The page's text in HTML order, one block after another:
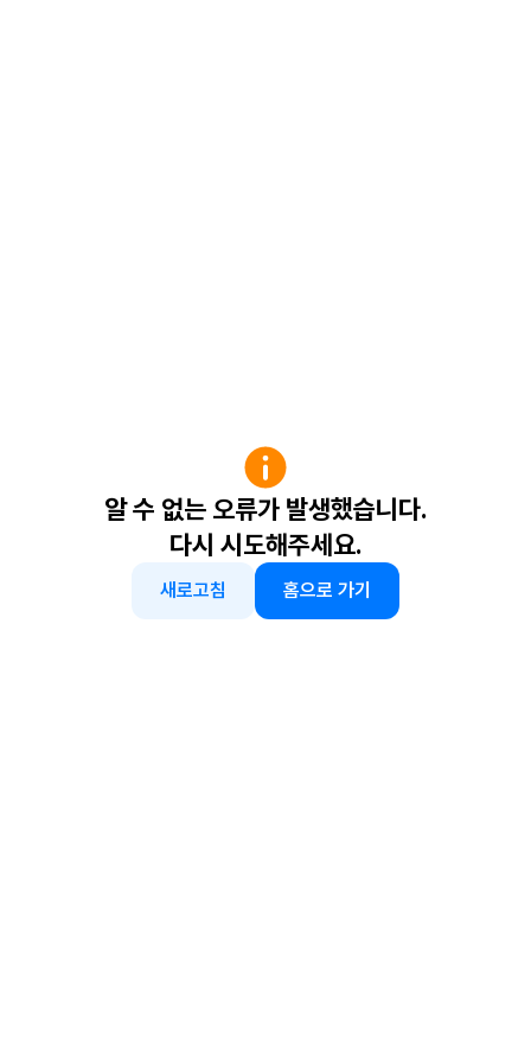
알 수 없는 오류가 발생했습니다.
다시 시도해주세요.
새로고침 홈으로 가기